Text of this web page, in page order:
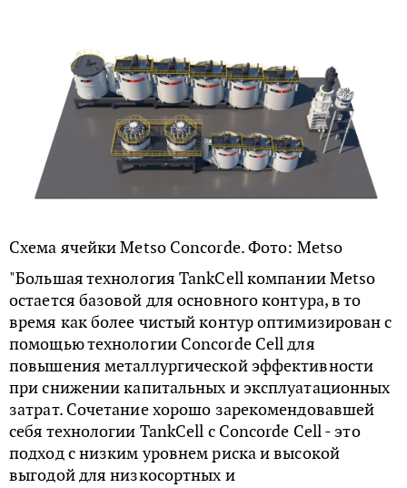
Схема ячейки Metso Concorde. Фото: Metso
"Большая технология TankCell компании Metso
остается базовой для основного контура, в то
время как более чистый контур оптимизирован с
помощью технологии Concorde Cell для
повышения металлургической эффективности
при снижении капитальных и эксплуатационных
затрат. Сочетание хорошо зарекомендовавшей
себя технологии TankCell с Concorde Cell - это
подход с низким уровнем риска и высокой
выгодой для низкосортных и